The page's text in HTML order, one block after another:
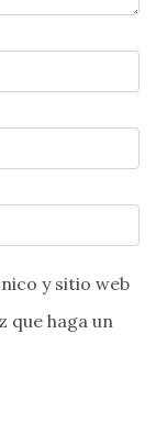
y sitio web
que haga un